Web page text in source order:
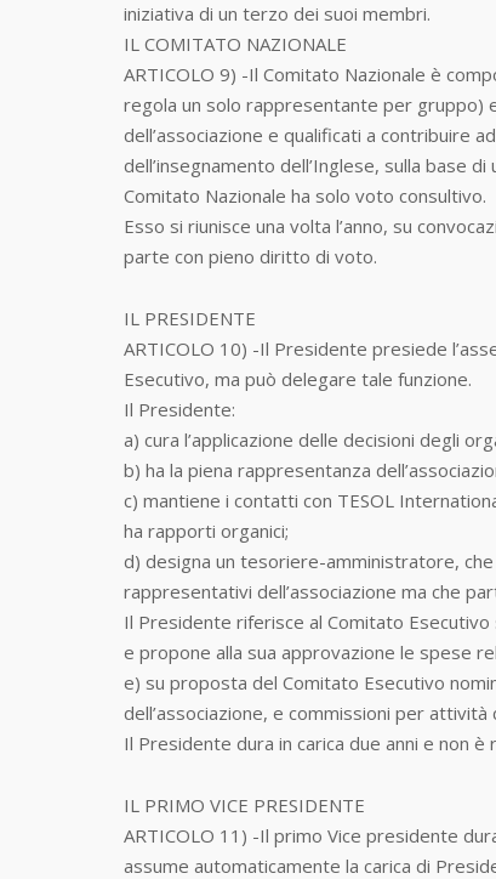
iniziativa di un terzo dei suoi membri.
IL COMITATO NAZIONALE
ARTICOLO 9) -Il Comitato Nazionale è
regola un solo rappresentante per gruppo)
dell’associazione e qualificati a contribuire
dell’insegnamento dell’Inglese, sulla base
Comitato Nazionale ha solo voto consultivo.
Esso si riunisce una volta l’anno, su
parte con pieno diritto di voto.
IL PRESIDENTE
ARTICOLO 10) -Il Presidente presiede
Esecutivo, ma può delegare tale funzione.
Il Presidente:
a) cura l’applicazione delle decisioni degli
b) ha la piena rappresentanza
c) mantiene i contatti con TESOL
ha rapporti organici;
d) designa un tesoriere-amministratore,
rappresentativi dell’associazione ma che
Il Presidente riferisce al Comitato Esecutivo
e propone alla sua approvazione le spese
e) su proposta del Comitato Esecutivo
dell’associazione, e commissioni per attività
Il Presidente dura in carica due anni e non è
IL PRIMO VICE PRESIDENTE
ARTICOLO 11) -Il primo Vice presidente
assume automaticamente la carica di